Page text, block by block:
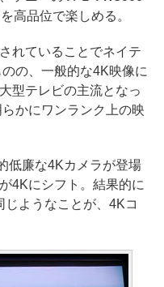
高品位で楽しめる。
れていることでネイテ
の、一般的な4K映像に
型テレビの主流となっ
かにワンランク上の映
低廉な4Kカメラが登場
4Kにシフト。結果的に
ようなことが、4Kコ